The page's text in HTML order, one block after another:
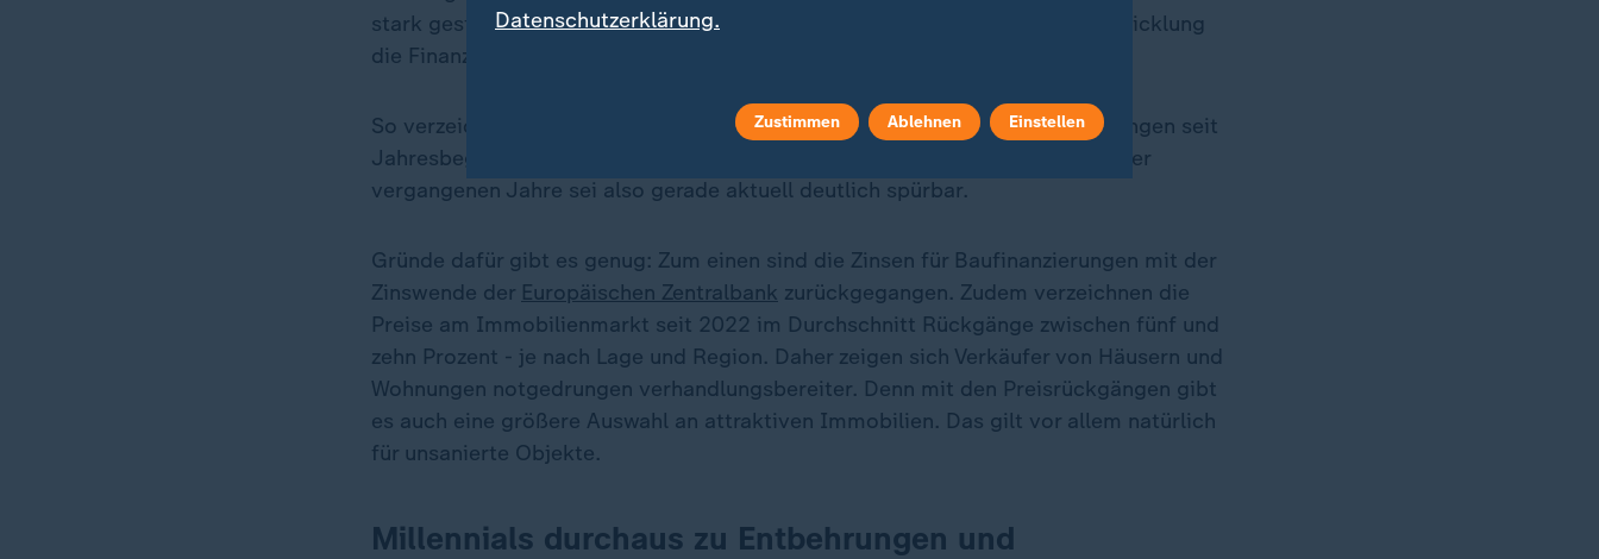
stark gestiegenen Immobilienpreise. Zum einen macht nämlich die Zinsentwicklung
die Finanzierung leichter. Zum anderen sind die Einkommen gestiegen.
So verzeichnen bei der Interhyp auch die Anfragen für Immobilienfinanzierungen seit
Jahresbeginn neue Rekorde. Die Rückkehr des Vertrauens nach den Krisen der
vergangenen Jahre sei also gerade aktuell deutlich spürbar.
Gründe dafür gibt es genug: Zum einen sind die Zinsen für Baufinanzierungen mit der
Zinswende der Europäischen Zentralbank zurückgegangen. Zudem verzeichnen die
Preise am Immobilienmarkt seit 2022 im Durchschnitt Rückgänge zwischen fünf und
zehn Prozent - je nach Lage und Region. Daher zeigen sich Verkäufer von Häusern und
Wohnungen notgedrungen verhandlungsbereiter. Denn mit den Preisrückgängen gibt
es auch eine größere Auswahl an attraktiven Immobilien. Das gilt vor allem natürlich
für unsanierte Objekte.
Millennials durchaus zu Entbehrungen und
Datenschutzerklärung.
Zustimmen Ablehnen Einstellen